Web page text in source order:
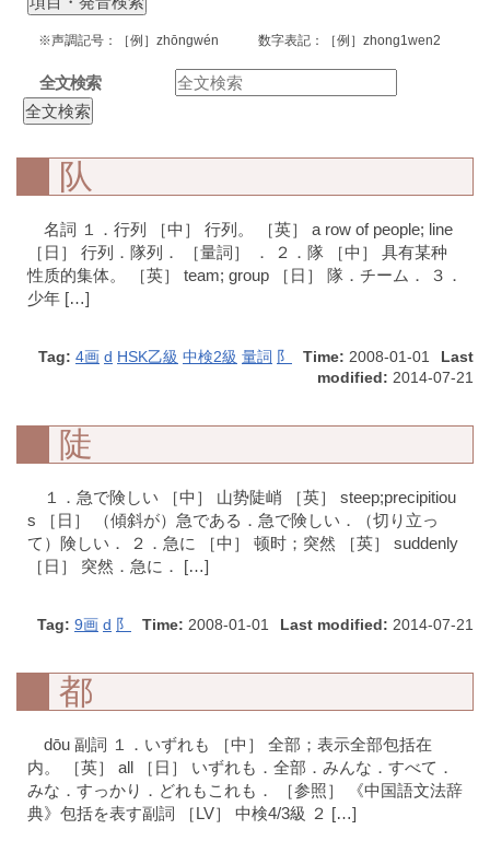
※声調記号：［例］zhōngwén 数字表記：［例］zhong1wen2
全文検索
队
名詞 １．行列 ［中］ 行列。 ［英］ a row of people; line
［日］ 行列．隊列． ［量詞］ ． ２．隊 ［中］ 具有某种
性质的集体。 ［英］ team; group ［日］ 隊．チーム． ３．
少年 […]
Tag: 4画 d HSK乙級 中検2級 量詞 阝 Time: 2008-01-01
Last
modified: 2014-07-21
陡
１．急で険しい ［中］ 山势陡峭 ［英］ steep;precipitiou
s ［日］ （傾斜が）急である．急で険しい．（切り立っ
て）険しい． ２．急に ［中］ 顿时；突然 ［英］ suddenly
［日］ 突然．急に． […]
Tag: 9画 d 阝 Time: 2008-01-01 Last modified: 2014-07-21
都
dōu 副詞 １．いずれも ［中］ 全部；表示全部包括在
内。 ［英］ all ［日］ いずれも．全部．みんな．すべて．
みな．すっかり．どれもこれも． ［参照］ 《中国語文法辞
典》包括を表す副詞 ［LV］ 中検4/3級 ２ […]